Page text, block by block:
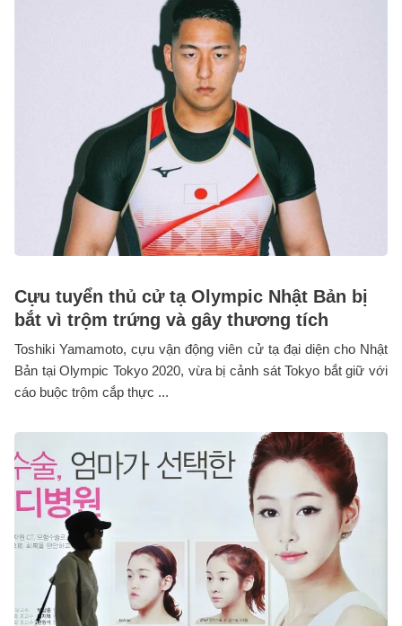
Cựu tuyển thủ cử tạ Olympic Nhật Bản bị
bắt vì trộm trứng và gây thương tích
Toshiki Yamamoto, cựu vận động viên cử tạ đại diện cho Nhật
Bản tại Olympic Tokyo 2020, vừa bị cảnh sát Tokyo bắt giữ với
cáo buộc trộm cắp thực ...